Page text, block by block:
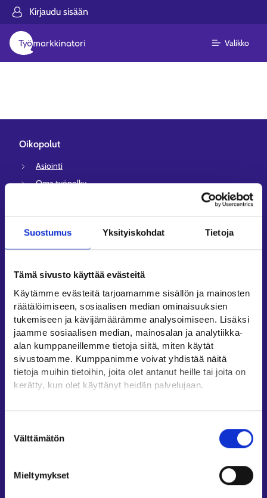
Suostumus Yksityiskohdat Tietoja
Tämä sivusto käyttää evästeitä
Käytämme evästeitä tarjoamamme sisällön ja mainosten
räätälöimiseen, sosiaalisen median ominaisuuksien
tukemiseen ja kävijämäärämme analysoimiseen. Lisäksi
jaamme sosiaalisen median, mainosalan ja analytiikka-
alan kumppaneillemme tietoja siitä, miten käytät
sivustoamme. Kumppanimme voivat yhdistää näitä
tietoja muihin tietoihin, joita olet antanut heille tai joita on
kerätty, kun olet käyttänyt heidän palvelujaan.
Löydät tietoa evästeiden käyttötarkoituksista
Lue tarkemmin
valinta
Välttämätön
Mieltymykset
Kirjaudu sisään
Valikko
Oikopolut
Asiointi
Oma työpolku
Avoimet työpaikat
Tietoa muilla kielillä
Työllisyysalueiden yhteystiedot
Sähköisen asioinnin tuki
Työttömyysturvaneuvonta
Yritys- ja työnantaja-asiakkaan neuvontapalvelut
Asiointi- ja Oma työpolku -osioiden ohjeet
Tuki ja palaute
Työ- ja elinkeinoministeriö⁠
Osaamispolku⁠